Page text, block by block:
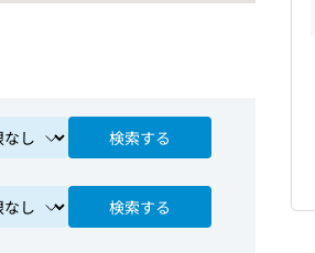
検索する
検索する